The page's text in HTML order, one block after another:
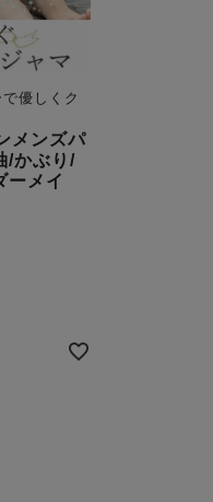
優しくク
メンズパ
/かぶり/
ーメイ